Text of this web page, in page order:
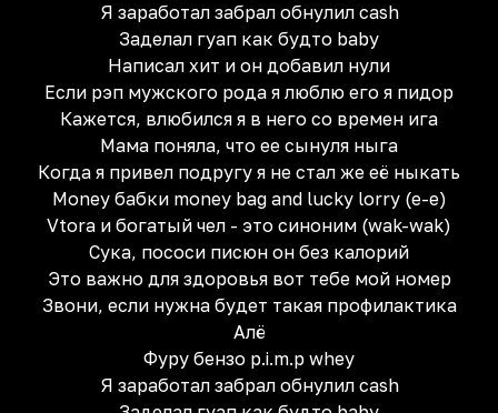
Я заработал забрал обнулил cash
Заделал гуап как будто baby
Написал хит и он добавил нули
Если рэп мужского рода я люблю его я пидор
Кажется, влюбился я в него со времен ига
Мама поняла, что ее сынуля ныга
Когда я привел подругу я не стал же её ныкать
Money бабки money bag and lucky lorry (е-е)
Vtora и богатый чел - это синоним (wak-wak)
Сука, пососи писюн он без калорий
Это важно для здоровья вот тебе мой номер
Звони, если нужна будет такая профилактика
Алё
Фуру бензо p.i.m.p whey
Я заработал забрал обнулил cash